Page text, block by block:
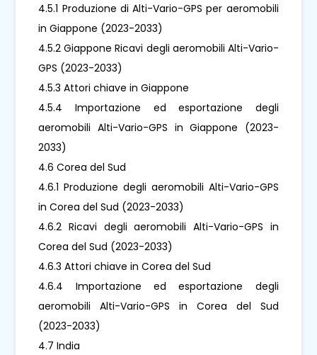
4.5.1 Produzione di Alti-Vario-GPS per aeromobili
in Giappone (2023-2033)
4.5.2 Giappone Ricavi degli aeromobili Alti-Vario-
GPS (2023-2033)
4.5.3 Attori chiave in Giappone
4.5.4 Importazione ed esportazione degli
aeromobili Alti-Vario-GPS in Giappone (2023-
2033)
4.6 Corea del Sud
4.6.1 Produzione degli aeromobili Alti-Vario-GPS
in Corea del Sud (2023-2033)
4.6.2 Ricavi degli aeromobili Alti-Vario-GPS in
Corea del Sud (2023-2033)
4.6.3 Attori chiave in Corea del Sud
4.6.4 Importazione ed esportazione degli
aeromobili Alti-Vario-GPS in Corea del Sud
(2023-2033)
4.7 India